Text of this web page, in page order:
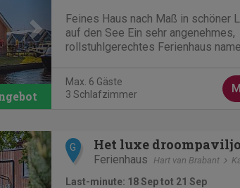
Feines Haus nach Maß in schöner
auf den See Ein sehr angenehmes,
rollstuhlgerechtes Ferienhaus
auf das Uitgeestermeer. Machen
Ausflug ans Meer und an den
Dörfer in unmittelbarer Nähe, in ein
Max. 6 Gäste
3 Schlafzimmer
Next G Het luxe
Ferienhaus Hart van Brabant
Last-minute: 18 Sep tot 21 Sep